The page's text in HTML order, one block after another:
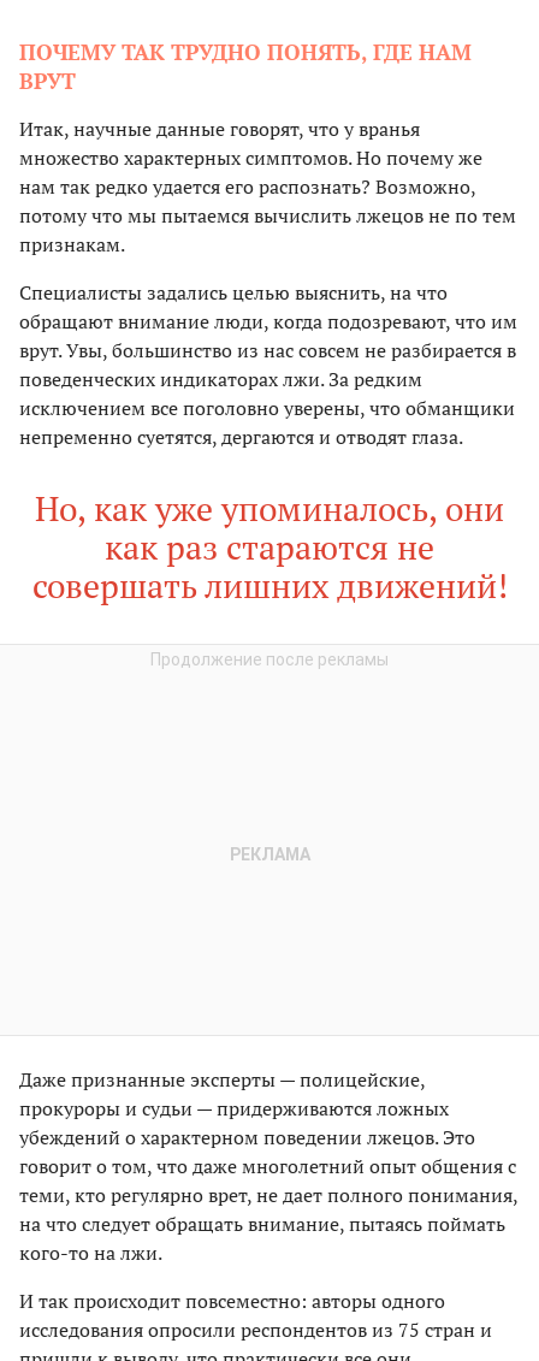
ПОЧЕМУ ТАК ТРУДНО ПОНЯТЬ, ГДЕ НАМ
ВРУТ
Итак, научные данные говорят, что у вранья
множество характерных симптомов. Но почему же
нам так редко удается его распознать? Возможно,
потому что мы пытаемся вычислить лжецов не по тем
признакам.
Специалисты задались целью выяснить, на что
обращают внимание люди, когда подозревают, что им
врут. Увы, большинство из нас совсем не разбирается в
поведенческих индикаторах лжи. За редким
исключением все поголовно уверены, что обманщики
непременно суетятся, дергаются и отводят глаза.
Но, как уже упоминалось, они
как раз стараются не
совершать лишних движений!
Даже признанные эксперты — полицейские,
прокуроры и судьи — придерживаются ложных
убеждений о характерном поведении лжецов. Это
говорит о том, что даже многолетний опыт общения с
теми, кто регулярно врет, не дает полного понимания,
на что следует обращать внимание, пытаясь поймать
кого-то на лжи.
И так происходит повсеместно: авторы одного
исследования опросили респондентов из 75 стран и